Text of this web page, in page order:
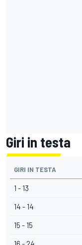
Giri in testa
GIRI IN TESTA
1 - 13
14 - 14
15 - 15